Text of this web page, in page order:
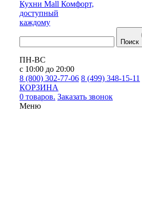
Кухни Mall Комфорт,
доступный
каждому
Поиск
ПН-ВС
с 10:00 до 20:00
8 (800) 302-77-06 8 (499) 348-15-11
КОРЗИНА
0 товаров. Заказать звонок
Меню